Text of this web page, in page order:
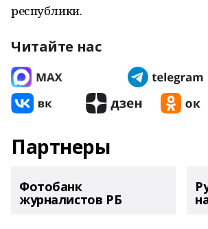
республики.
Читайте нас
Партнеры
Фотобанк
журналистов РБ